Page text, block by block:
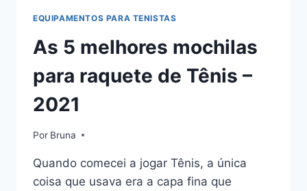
EQUIPAMENTOS PARA TENISTAS
As 5 melhores mochilas
para raquete de Tênis –
2021
Por Bruna
Quando comecei a jogar Tênis, a única
coisa que usava era a capa fina que